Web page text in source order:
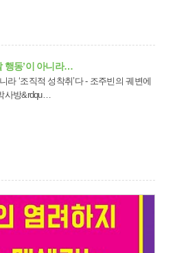
행동’이 아니라…
박사방&rdqu…